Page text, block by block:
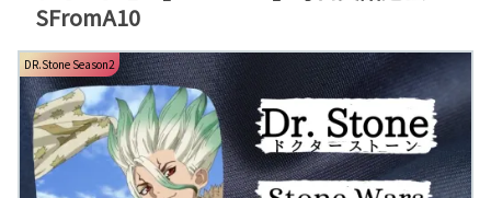
SFromA10
DR.Stone Season2